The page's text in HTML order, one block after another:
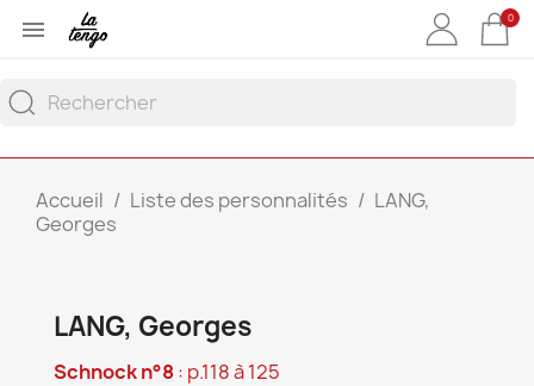
 0
Accueil Liste des personnalités
LANG,
Georges
LANG, Georges
Schnock n°8: p.118 à 125